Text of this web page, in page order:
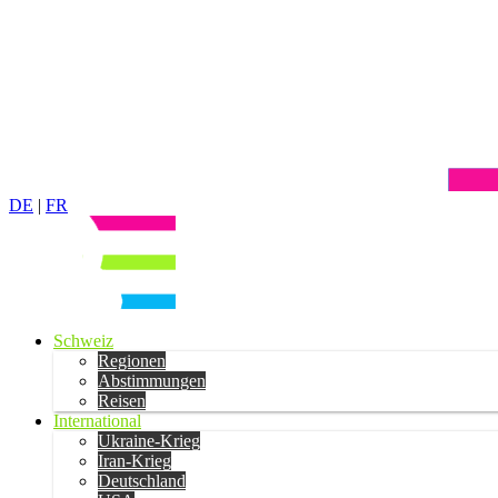
DE | FR
Schweiz
Regionen
Abstimmungen
Reisen
International
Ukraine-Krieg
Iran-Krieg
Deutschland